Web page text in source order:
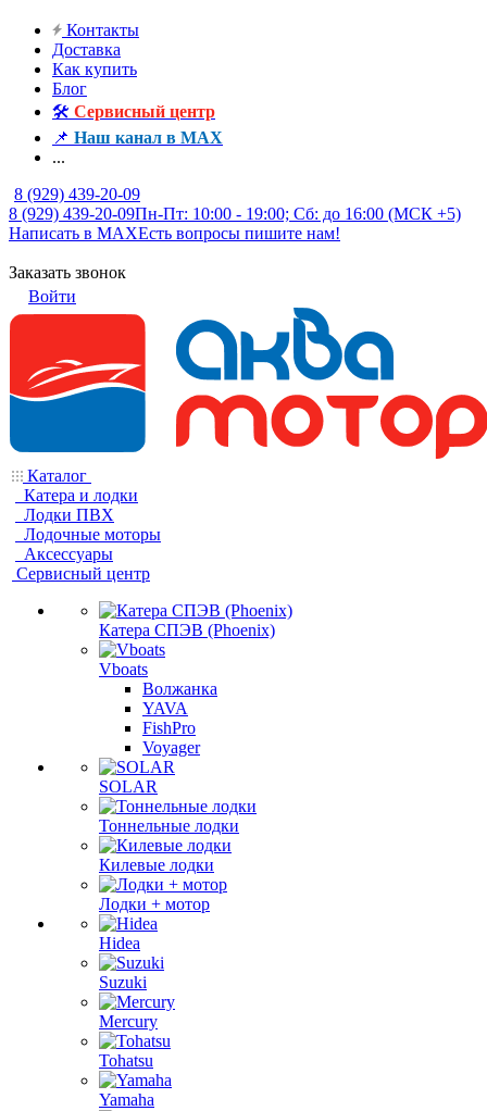
Контакты
Доставка
Как купить
Блог
🛠️ Сервисный центр
📌 Наш канал в MAX
...
8 (929) 439-20-09
8 (929) 439-20-09Пн-Пт: 10:00 - 19:00; Сб: до 16:00 (МСК +5)
Написать в MAXЕсть вопросы пишите нам!
Заказать звонок
Войти
Каталог
Катера и лодки
Лодки ПВХ
Лодочные моторы
Аксессуары
Сервисный центр
Катера СПЭВ (Phoenix)
Vboats
Волжанка
YAVA
FishPro
Voyager
SOLAR
Тоннельные лодки
Килевые лодки
Лодки + мотор
Hidea
Suzuki
Mercury
Tohatsu
Yamaha